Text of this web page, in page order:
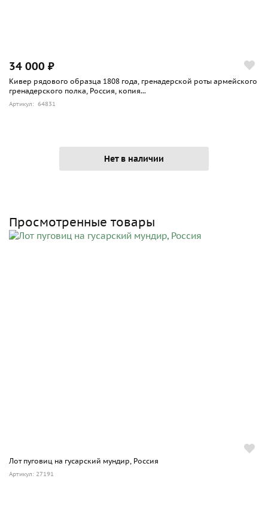
34 000 ₽
Кивер рядового образца 1808 года, гренадерской роты армейского
гренадерского полка, Россия, копия...
Артикул: 64831
Нет в наличии
Просмотренные товары
Лот пуговиц на гусарский мундир, Россия
Артикул: 27191